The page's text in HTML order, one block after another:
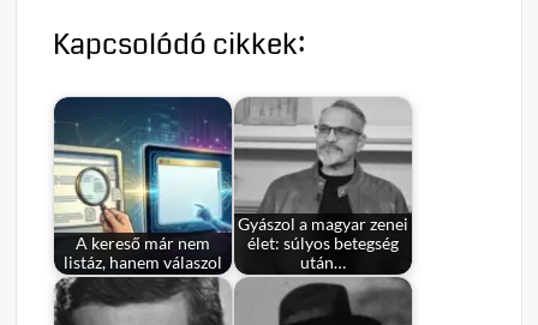
Kapcsolódó cikkek:
A kereső már nem
listáz, hanem válaszol
Gyászol a magyar zenei
élet: súlyos betegség
után…